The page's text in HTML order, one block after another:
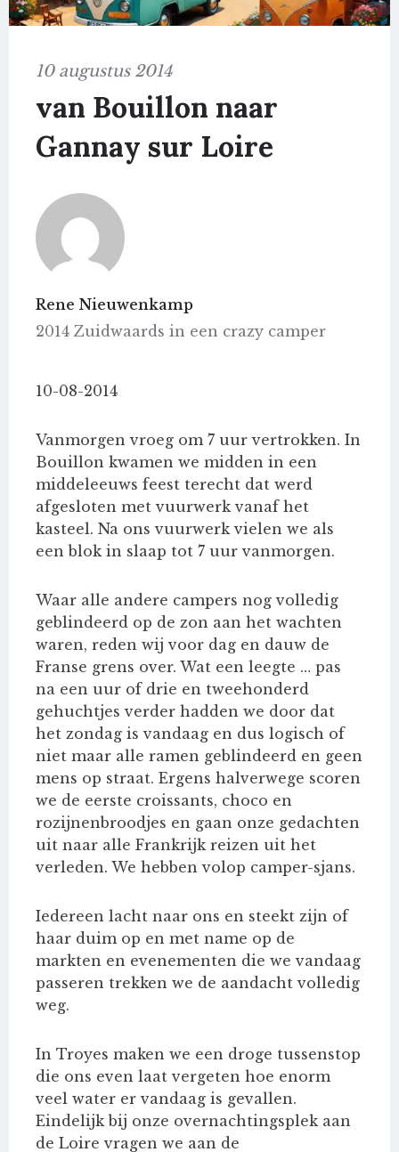
10 augustus 2014
van Bouillon naar
Gannay sur Loire
Rene Nieuwenkamp
2014 Zuidwaards in een crazy camper
10-08-2014
Vanmorgen vroeg om 7 uur vertrokken. In
Bouillon kwamen we midden in een
middeleeuws feest terecht dat werd
afgesloten met vuurwerk vanaf het
kasteel. Na ons vuurwerk vielen we als
een blok in slaap tot 7 uur vanmorgen.
Waar alle andere campers nog volledig
geblindeerd op de zon aan het wachten
waren, reden wij voor dag en dauw de
Franse grens over. Wat een leegte … pas
na een uur of drie en tweehonderd
gehuchtjes verder hadden we door dat
het zondag is vandaag en dus logisch of
niet maar alle ramen geblindeerd en geen
mens op straat. Ergens halverwege scoren
we de eerste croissants, choco en
rozijnenbroodjes en gaan onze gedachten
uit naar alle Frankrijk reizen uit het
verleden. We hebben volop camper-sjans.
Iedereen lacht naar ons en steekt zijn of
haar duim op en met name op de
markten en evenementen die we vandaag
passeren trekken we de aandacht volledig
weg.
In Troyes maken we een droge tussenstop
die ons even laat vergeten hoe enorm
veel water er vandaag is gevallen.
Eindelijk bij onze overnachtingsplek aan
de Loire vragen we aan de